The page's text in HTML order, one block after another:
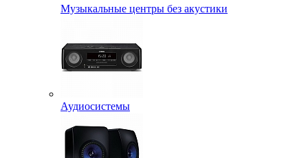
Музыкальные центры без акустики
Аудиосистемы